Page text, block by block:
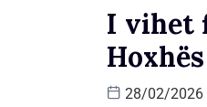
I vihet
Hoxhës
28/02/2026